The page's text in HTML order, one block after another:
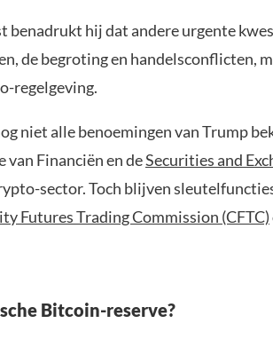
benadrukt hij dat andere urgente
de begroting en handelsconflicten,
regelgeving.
niet alle benoemingen van Trump
van Financiën en deSecurities and
sector. Toch blijven
Futures Trading Commission (CFTC)
Bitcoin-reserve?